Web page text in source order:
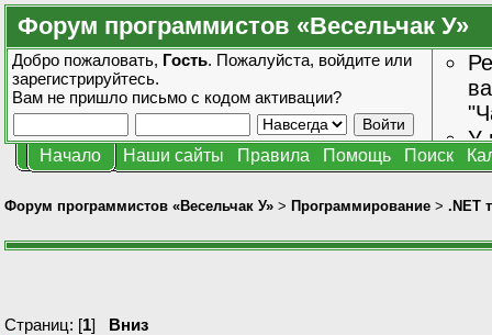
Форум программистов «Весельчак У»
Добро пожаловать, Гость. Пожалуйста, войдите или
зарегистрируйтесь.
Вам не пришло письмо с кодом активации?
У
Начало Наши сайты Правила Помощь Поиск
Форум программистов «Весельчак У» > Программирование > .NET
Страниц: [1] Вниз